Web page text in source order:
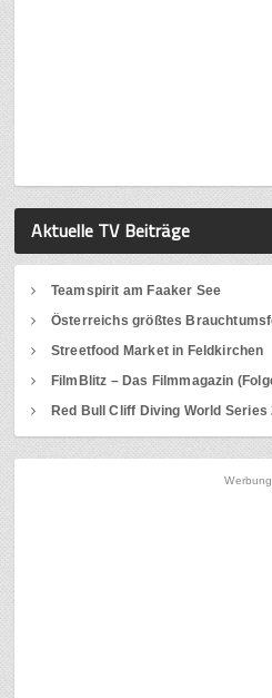
Aktuelle TV Beiträge
Teamspirit am Faaker See
Österreichs größtes
Streetfood Market in Feldkirchen
FilmBlitz – Das Filmmagazin
Red Bull Cliff Diving World Series
Werbung